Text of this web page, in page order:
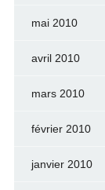
mai 2010
avril 2010
mars 2010
février 2010
janvier 2010